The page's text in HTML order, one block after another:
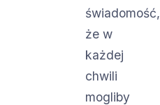
świadomość,
że w
każdej
chwili
mogliby